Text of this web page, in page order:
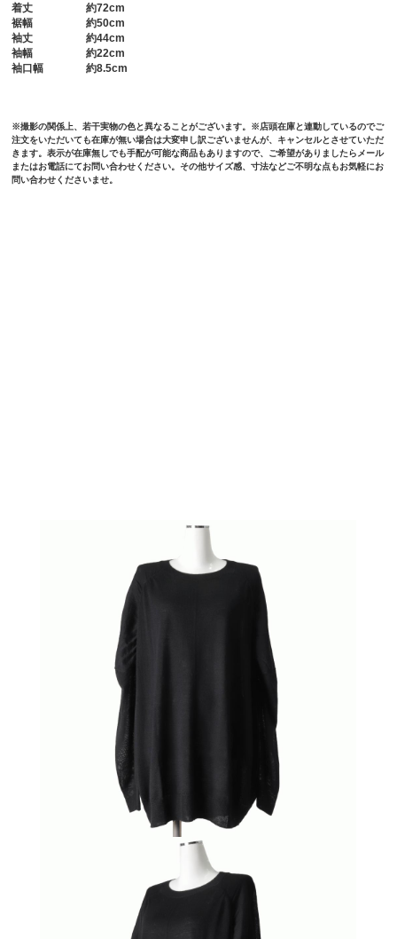
着丈 約72cm
裾幅 約50cm
袖丈 約44cm
袖幅 約22cm
袖口幅 約8.5cm
※撮影の関係上、若干実物の色と異なることがございます。※店頭在庫と連動しているのでご
注文をいただいても在庫が無い場合は大変申し訳ございませんが、キャンセルとさせていただ
きます。表示が在庫無しでも手配が可能な商品もありますので、ご希望がありましたらメール
またはお電話にてお問い合わせください。その他サイズ感、寸法などご不明な点もお気軽にお
問い合わせくださいませ。